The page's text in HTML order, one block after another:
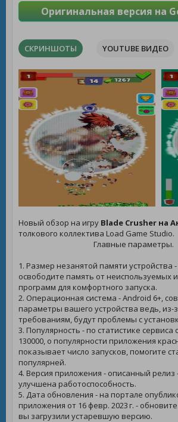
Оригинальная версия на
СКРИНШОТЫ YOUTUBE ВИДЕО
Новый обзор на игру Blade Crusher на
толкового коллектива Load Game Studio.
Главные параметры.
1. Размер незанятой памяти устройства -
освободите память от неиспользуемых
программ для комфортного запуска.
2. Операционная система - Android 6+,
параметры вашего устройства ведь, из-
требованиям, будут проблемы с
3. Популярность - по статистике сервиса
130000, о популярности приложения
показывает число запусков, помогите
популярней.
4. Версия приложения - описанный релиз
улучшена работоспособность.
5. Дата обновления - на портале
приложения от 16 февр. 2023 г. -
вы загрузили устаревшую версию.